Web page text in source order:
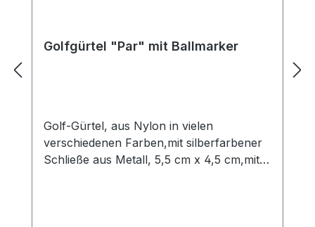
Golfgürtel "Par" mit Ballmarker
Golf-Gürtel, aus Nylon in vielen
verschiedenen Farben,mit silberfarbener
Schließe aus Metall, 5,5 cm x 4,5 cm,mit